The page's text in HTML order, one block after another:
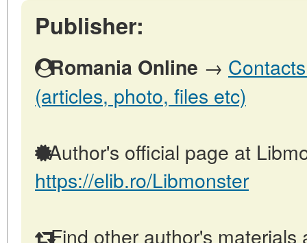
Publisher:
Romania Online →
(articles, photo, files etc)
Author's official page at
https://elib.ro/Libmonster
Find other author's materials